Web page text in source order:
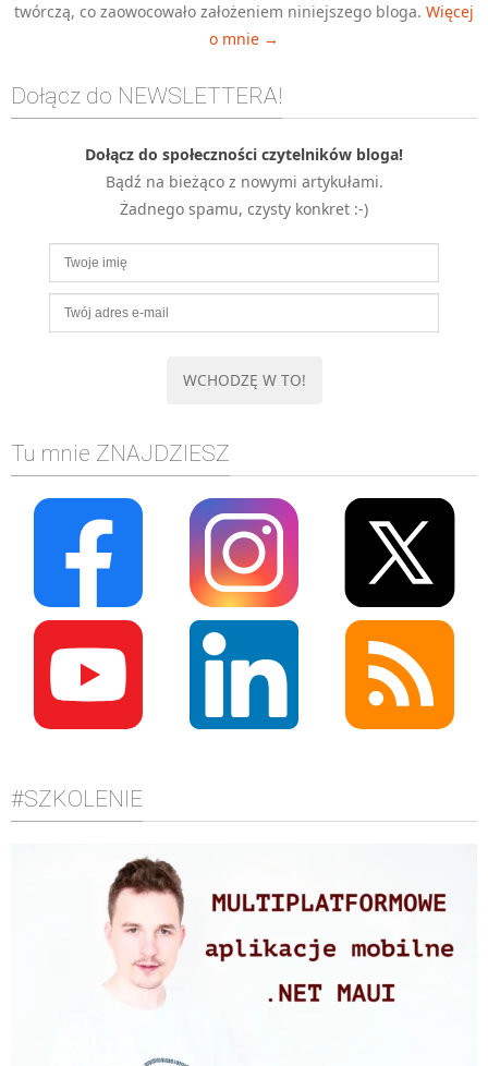
CSS 3
Django
PHP
WordPress
MOBILE
Android
Git
MySQL
SIECI
EXCEL
WYDARZENIA
BIZNES
PO GODZINACH
KONTAKT
twórczą, co zaowocowało założeniem niniejszego bloga. Więcej
o mnie →
Dołącz do NEWSLETTERA!
Dołącz do społeczności czytelników bloga!
Bądź na bieżąco z nowymi artykułami.
Żadnego spamu, czysty konkret :-)
Tu mnie ZNAJDZIESZ
#SZKOLENIE